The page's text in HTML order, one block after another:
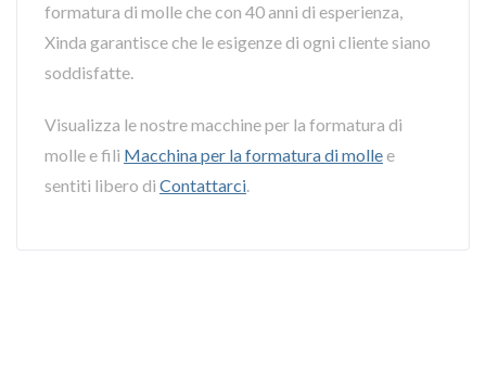
formatura di molle che con 40 anni di esperienza,
Xinda garantisce che le esigenze di ogni cliente siano
soddisfatte.
Visualizza le nostre macchine per la formatura di
molle e fili Macchina per la formatura di mollee
sentiti libero di Contattarci.